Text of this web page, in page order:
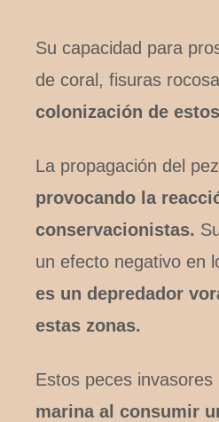
Su capacidad para
de coral, fisuras
colonización de
La propagación del
provocando la
conservacionistas.
un efecto negativo en
es un depredador
estas zonas.
Estos peces invasores
marina al consumir